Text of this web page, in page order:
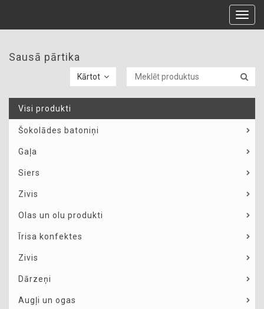
Sausā pārtika
Kārtot
Visi produkti
Šokolādes batoniņi
Gaļa
Siers
Zivis
Olas un olu produkti
Īrisa konfektes
Zivis
Dārzeņi
Augļi un ogas